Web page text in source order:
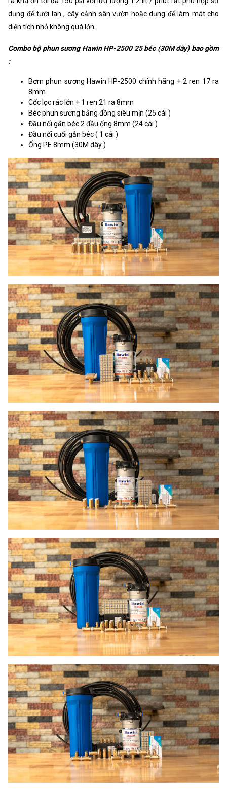
dụng để tưới lan , cây cảnh sân vườn hoặc dụng để làm mát cho
diện tích nhỏ không quá lớn .
Combo bộ phun sương Hawin HP-2500 25 béc (30M dây) bao gồm
:
Bơm phun sương Hawin HP-2500 chính hãng + 2 ren 17 ra
8mm
Cốc lọc rác lớn + 1 ren 21 ra 8mm
Béc phun sương bằng đồng siêu mịn (25 cái )
Đầu nối gắn béc 2 đầu ống 8mm (24 cái )
Đầu nối cuối gắn béc ( 1 cái )
Ống PE 8mm (30M dây )